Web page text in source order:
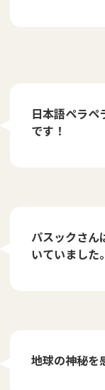
日本語ペラペ
です！
パスックさん
いていました。
地球の神秘を